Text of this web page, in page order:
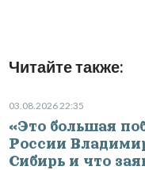
Читайте также:
03.08.2026 22:35
«Это большая
России
Сибирь и что